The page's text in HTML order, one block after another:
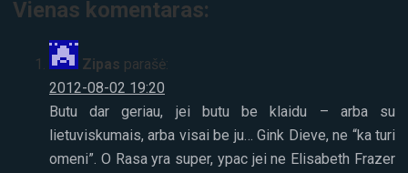
Vienas komentaras:
Zipas parašė:
2012-08-02 19:20
Butu dar geriau, jei butu be klaidu – arba su
lietuviskumais, arba visai be ju… Gink Dieve, ne “ka turi
omeni”. O Rasa yra super, ypac jei ne Elisabeth Frazer